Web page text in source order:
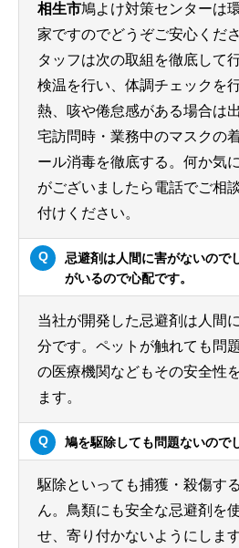
相生市鳩よけ対策センターは
家ですのでどうぞご安心くだ
タッフは次の取組を徹底して
検温を行い、体調チェックを
熱、咳や倦怠感がある場合は
宅訪問時・業務中のマスクの
ール消毒を徹底する。何か気
がございましたら電話でご相
付けください。
忌避剤は人間に害がないので
がいるので心配です。
当社が開発した忌避剤は人間
分です。ペットが触れても問
の医療機関などもその安全性
ます。
鳩を駆除しても問題ないので
駆除といっても捕獲・殺傷す
ん。鳥類にも安全な忌避剤を
せ、寄り付かないようにしま